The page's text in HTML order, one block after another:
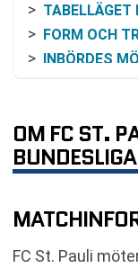
TABELLÄGET
FORM OCH
INBÖRDES
OM ARENAN
VANLIGA
LEIPZIG
RELATERADE
OM FC ST.
BUNDESLIGA
FC St. Pauli